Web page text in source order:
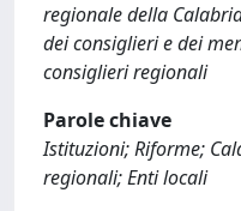
regionale della
dei consiglieri e dei
consiglieri regionali
Parole chiave
Istituzioni; Riforme;
regionali; Enti locali